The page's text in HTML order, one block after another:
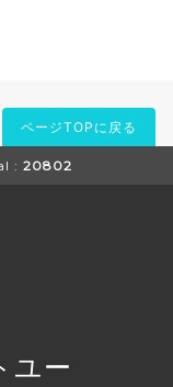
ページTOPに戻る
: 20802
ユー